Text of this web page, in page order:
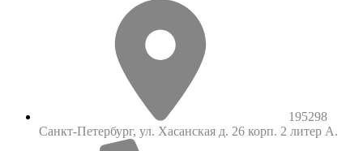
195298
Санкт-Петербург, ул. Хасанская д. 26 корп. 2 литер А.